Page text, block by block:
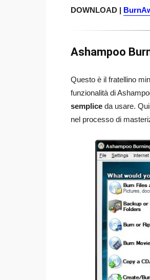
DOWNLOAD |
Ashampoo
Questo è il fratellino
funzionalità di
semplice da usare.
nel processo di